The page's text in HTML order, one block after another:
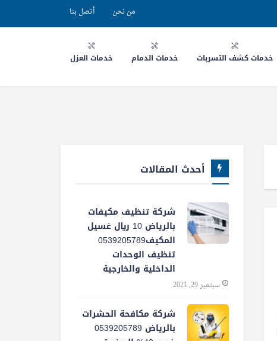
أتصل بنا من نحن
خدمات كشف التسربات خدمات الدمام خدمات العزل
أحدث المقالات
شركة تنظيف مكيفات
بالرياض 10 ريال غسيل
المكيف0539205789
تنظيف الوحدات
الداخلية والخارجية
سبتمبر 29, 2021
شركة مكافحة الحشرات
بالرياض 0539205789